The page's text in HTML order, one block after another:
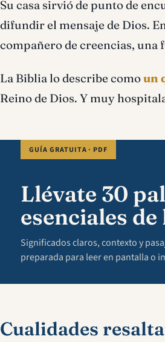
Su casa sirvió de punto de
difundir el mensaje de Dios.
compañero de creencias, una
La Biblia lo describe comoun
Reino de Dios. Y muy
GUÍA GRATUITA · PDF
Llévate 30
esenciales
Significados claros, contexto y
preparada para leer en pantalla o
Cualidades